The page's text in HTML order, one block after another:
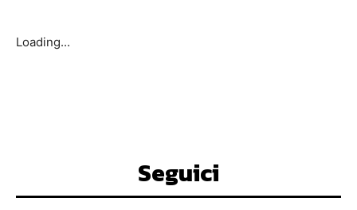
Loading...
Seguici